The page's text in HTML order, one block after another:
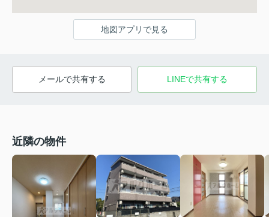
地図アプリで見る
メールで共有する LINEで共有する
近隣の物件